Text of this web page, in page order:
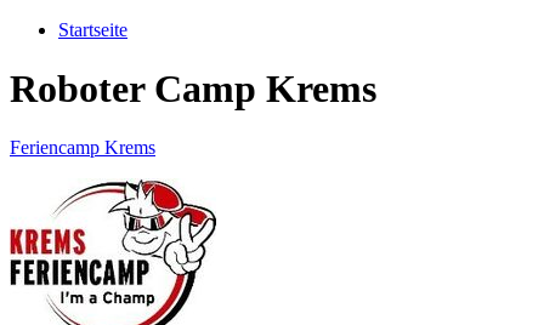
Startseite
Roboter Camp Krems
Feriencamp Krems